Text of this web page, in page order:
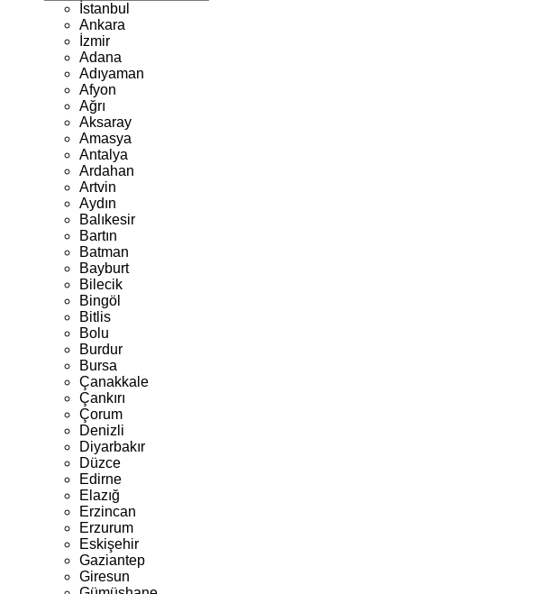
İstanbul
Ankara
İzmir
Adana
Adıyaman
Afyon
Ağrı
Aksaray
Amasya
Antalya
Ardahan
Artvin
Aydın
Balıkesir
Bartın
Batman
Bayburt
Bilecik
Bingöl
Bitlis
Bolu
Burdur
Bursa
Çanakkale
Çankırı
Çorum
Denizli
Diyarbakır
Düzce
Edirne
Elazığ
Erzincan
Erzurum
Eskişehir
Gaziantep
Giresun